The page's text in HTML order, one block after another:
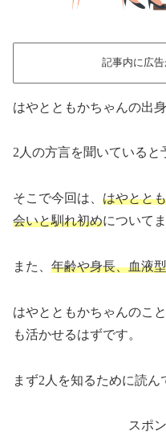
記事内に広告
はやとともかちゃんの出
2人の方言を聞いていると
そこで今回は、 はやとと
会いと馴れ初めについて
また、 年齢や身長、血液型
はやとともかちゃんのこ
も活かせるはずです。
まず2人を知るために読ん
スポ